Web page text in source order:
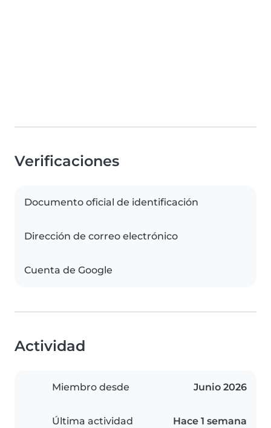
Verificaciones
Documento oficial de identificación
Dirección de correo electrónico
Cuenta de Google
Actividad
Miembro desde Junio 2026
Última actividad Hace 1 semana